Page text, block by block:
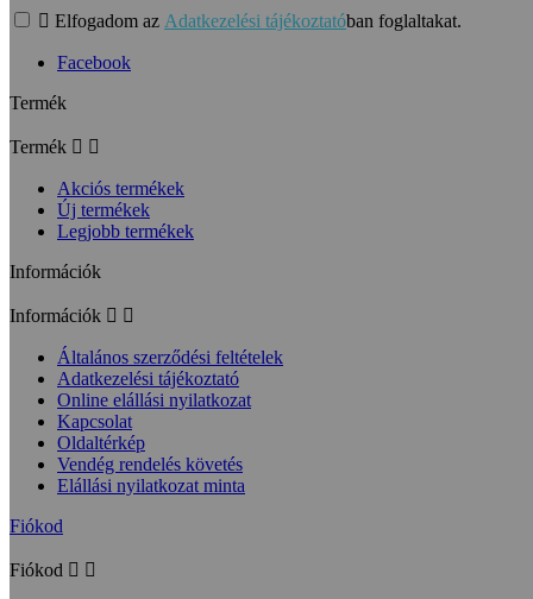
 Elfogadom az Adatkezelési tájékoztatóban foglaltakat.
Facebook
Termék
Termék  
Akciós termékek
Új termékek
Legjobb termékek
Információk
Információk  
Általános szerződési feltételek
Adatkezelési tájékoztató
Online elállási nyilatkozat
Kapcsolat
Oldaltérkép
Vendég rendelés követés
Elállási nyilatkozat minta
Fiókod
Fiókod  